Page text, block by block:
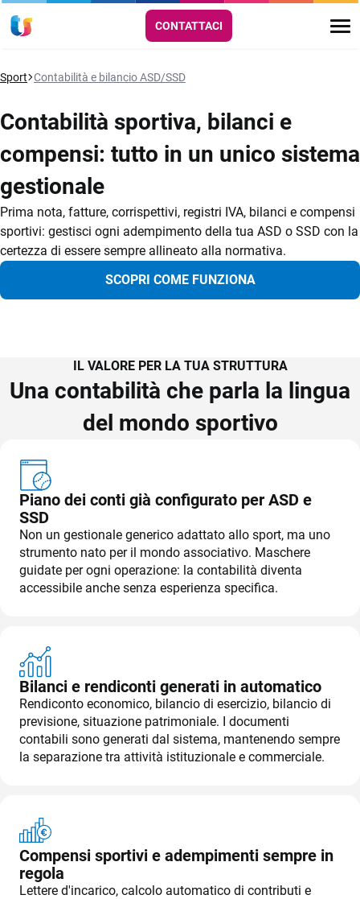
CRM
Ecommerce
Email Marketing
Fatturazione
Financial Solutions
Trust Services
TeamSystem Corporate
TeamSystem Store
CONTATTACI
Sport Contabilità e bilancio ASD/SSD
Contabilità sportiva, bilanci e
compensi: tutto in un unico sistema
gestionale
Prima nota, fatture, corrispettivi, registri IVA, bilanci e compensi
sportivi: gestisci ogni adempimento della tua ASD o SSD con la
certezza di essere sempre allineato alla normativa.
SCOPRI COME FUNZIONA
IL VALORE PER LA TUA STRUTTURA
Una contabilità che parla la lingua
del mondo sportivo
Piano dei conti già configurato per ASD e
SSD
Non un gestionale generico adattato allo sport, ma uno
strumento nato per il mondo associativo. Maschere
guidate per ogni operazione: la contabilità diventa
accessibile anche senza esperienza specifica.
Bilanci e rendiconti generati in automatico
Rendiconto economico, bilancio di esercizio, bilancio di
previsione, situazione patrimoniale. I documenti
contabili sono generati dal sistema, mantenendo sempre
la separazione tra attività istituzionale e commerciale.
Compensi sportivi e adempimenti sempre in
regola
Lettere d'incarico, calcolo automatico di contributi e